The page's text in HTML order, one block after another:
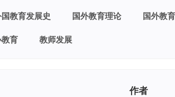
教育发展史 国外教育理论 国外教
育 教师发展
作者